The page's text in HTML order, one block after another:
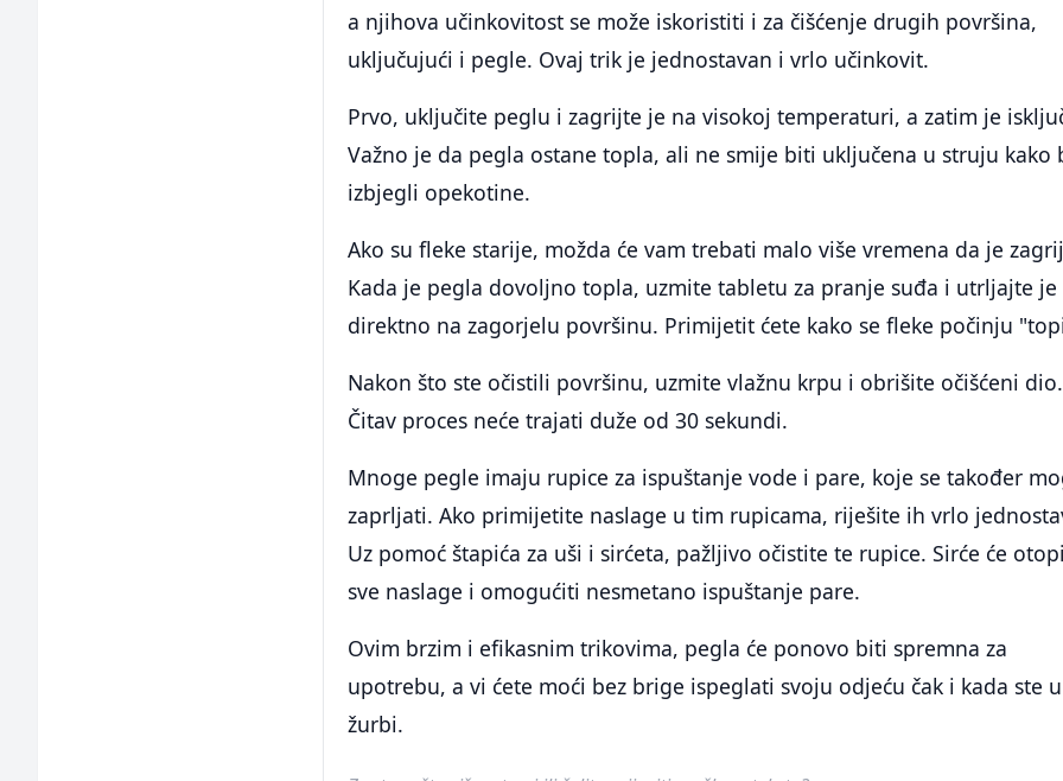
a njihova učinkovitost se može iskoristiti i za čišćenje drugih površina,
uključujući i pegle. Ovaj trik je jednostavan i vrlo učinkovit.
Prvo, uključite peglu i zagrijte je na visokoj temperaturi, a zatim je
Važno je da pegla ostane topla, ali ne smije biti uključena u struju kako
izbjegli opekotine.
Ako su fleke starije, možda će vam trebati malo više vremena da je
Kada je pegla dovoljno topla, uzmite tabletu za pranje suđa i utrljajte je
direktno na zagorjelu površinu. Primijetit ćete kako se fleke počinju
Nakon što ste očistili površinu, uzmite vlažnu krpu i obrišite očišćeni dio.
Čitav proces neće trajati duže od 30 sekundi.
Mnoge pegle imaju rupice za ispuštanje vode i pare, koje se također
zaprljati. Ako primijetite naslage u tim rupicama, riješite ih vrlo
Uz pomoć štapića za uši i sirćeta, pažljivo očistite te rupice. Sirće će
sve naslage i omogućiti nesmetano ispuštanje pare.
Ovim brzim i efikasnim trikovima, pegla će ponovo biti spremna za
upotrebu, a vi ćete moći bez brige ispeglati svoju odjeću čak i kada ste u
žurbi.